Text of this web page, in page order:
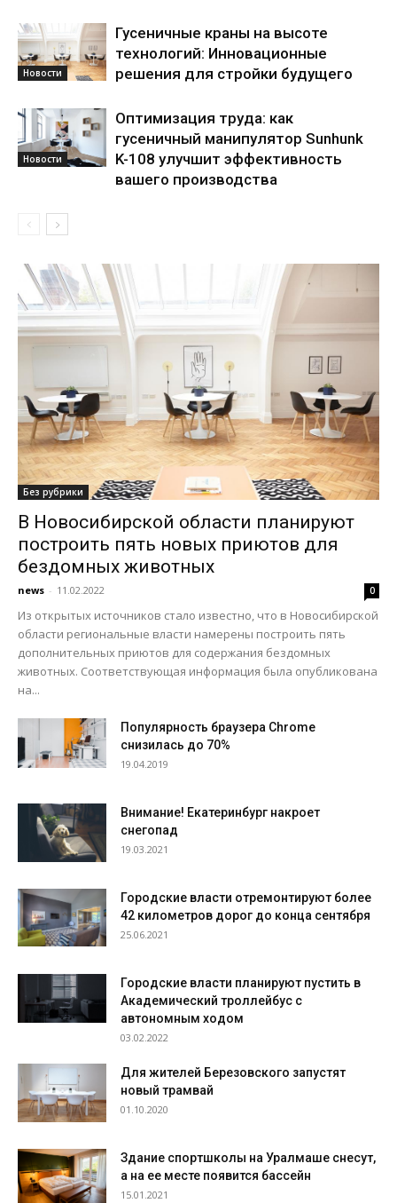
Новости
Гусеничные краны на высоте
технологий: Инновационные
решения для стройки будущего
Новости
Оптимизация труда: как
гусеничный манипулятор Sunhunk
K-108 улучшит эффективность
вашего производства
Без рубрики
В Новосибирской области планируют
построить пять новых приютов для
бездомных животных
news - 11.02.2022 0
Из открытых источников стало известно, что в Новосибирской
области региональные власти намерены построить пять
дополнительных приютов для содержания бездомных
животных. Соответствующая информация была опубликована
на...
Популярность браузера Chrome
снизилась до 70%
19.04.2019
Внимание! Екатеринбург накроет
снегопад
19.03.2021
Городские власти отремонтируют более
42 километров дорог до конца сентября
25.06.2021
Городские власти планируют пустить в
Академический троллейбус с
автономным ходом
03.02.2022
Для жителей Березовского запустят
новый трамвай
01.10.2020
Здание спортшколы на Уралмаше снесут,
а на ее месте появится бассейн
15.01.2021